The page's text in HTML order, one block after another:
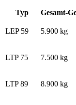
Typ Gesamt-
LEP 59 5.900 kg
LTP 75 7.500 kg
LTP 89 8.900 kg